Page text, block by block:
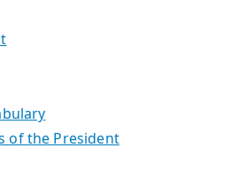
of the President